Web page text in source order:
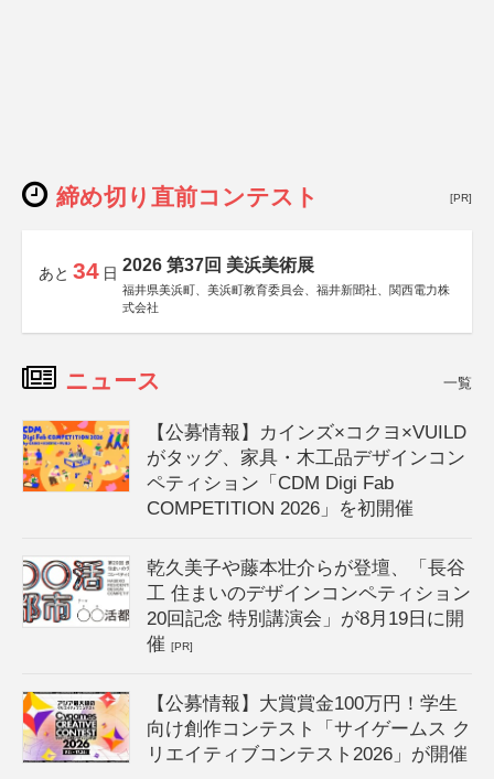
締め切り直前コンテスト [PR]
あと 34 日 2026 第37回 美浜美術展
福井県美浜町、美浜町教育委員会、福井新聞社、関西電力株
式会社
ニュース 一覧
【公募情報】カインズ×コクヨ×VUILD
がタッグ、家具・木工品デザインコン
ペティション「CDM Digi Fab
COMPETITION 2026」を初開催
乾久美子や藤本壮介らが登壇、「長谷
工 住まいのデザインコンペティション
20回記念 特別講演会」が8月19日に開
催[PR]
【公募情報】大賞賞金100万円！学生
向け創作コンテスト「サイゲームス ク
リエイティブコンテスト2026」が開催